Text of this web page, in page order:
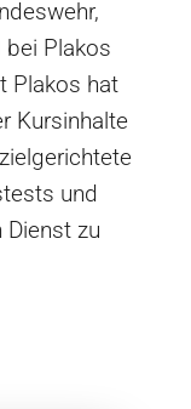
bei Plakos
Plakos hat
Kursinhalte
und
zu